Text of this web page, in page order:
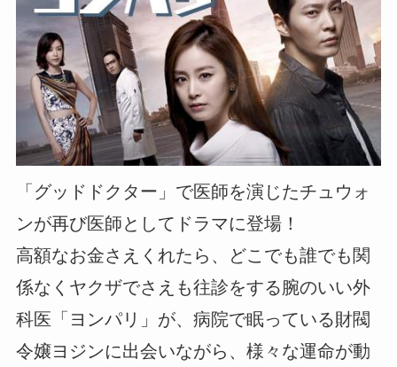
「グッドドクター」で医師を演じたチュウォ
ンが再び医師としてドラマに登場！
高額なお金さえくれたら、どこでも誰でも関
係なくヤクザでさえも往診をする腕のいい外
科医「ヨンパリ」が、病院で眠っている財閥
令嬢ヨジンに出会いながら、様々な運命が動